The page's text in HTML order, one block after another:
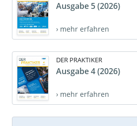
Ausgabe 5 (2026)
› mehr erfahren
DER PRAKTIKER
Ausgabe 4 (2026)
› mehr erfahren